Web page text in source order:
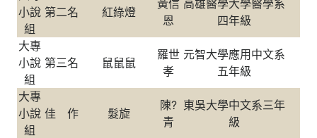
小說
組
第二名 紅綠燈
黃信
恩
高雄醫學大學醫學系
四年級
大專
小說
組
第三名 鼠鼠鼠
羅世
孝
元智大學應用中文系
五年級
大專
小說
組
佳 作 髮旋
陳?
青
東吳大學中文系三年
級